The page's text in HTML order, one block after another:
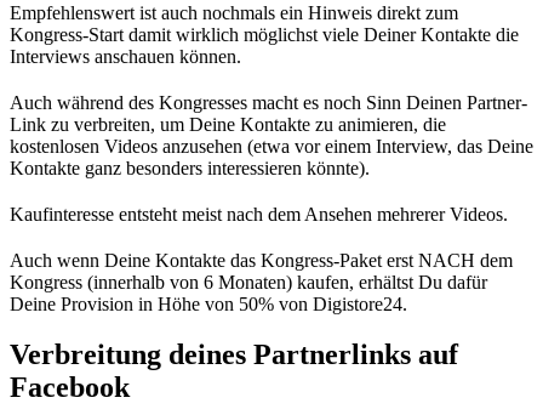
Empfehlenswert ist auch nochmals ein Hinweis direkt zum
Kongress-Start damit wirklich möglichst viele Deiner Kontakte die
Interviews anschauen können.
Auch während des Kongresses macht es noch Sinn Deinen Partner-
Link zu verbreiten, um Deine Kontakte zu animieren, die
kostenlosen Videos anzusehen (etwa vor einem Interview, das Deine
Kontakte ganz besonders interessieren könnte).
Kaufinteresse entsteht meist nach dem Ansehen mehrerer Videos.
Auch wenn Deine Kontakte das Kongress-Paket erst NACH dem
Kongress (innerhalb von 6 Monaten) kaufen, erhältst Du dafür
Deine Provision in Höhe von 50% von Digistore24.
Verbreitung deines Partnerlinks auf
Facebook